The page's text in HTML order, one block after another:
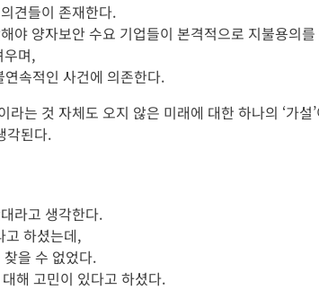
견들이 존재한다.
야 양자보안 수요 기업들이 본격적으로 지불용의
우며,
연속적인 사건에 의존한다.
는 것 자체도 오지 않은 미래에 대한 하나의 ‘가설
각된다.
라고 생각한다.
하셨는데,
을 수 없었다.
해 고민이 있다고 하셨다.